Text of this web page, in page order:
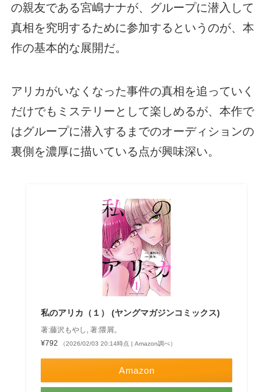
の親友である宮嶋ナナが、グループに潜入して
真相を究明するために参加するというのが、本
作の基本的な展開だ。
アリカがいなくなった事件の真相を追っていく
だけでもミステリーとして楽しめるが、本作で
はグループに潜入するまでのオーディションの
裏側を濃厚に描いている点が興味深い。
私のアリカ（１） (ヤングマガジンコミックス)
著:藤沢もやし, 著:隈屑。
¥792
（2026/02/03 20:14時点 | Amazon調べ）
Amazon